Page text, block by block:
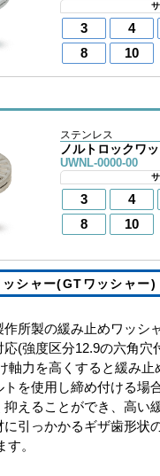
3 4
8
10
ステンレス
ノルトロックワ
UWNL-0000-00
3 4
8
10
シャー(GTワッシャー)
所製の緩み止めワッシ
(強度区分12.9の六角穴
軸力を高くすると緩み止
を使用し締め付ける場
抑えることができ、高い
引っかかるギザ歯形状
。